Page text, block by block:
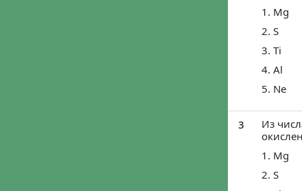
1. Mg
2. S
3. Ti
4. Al
5. Ne
3
Из
1. Mg
2. S